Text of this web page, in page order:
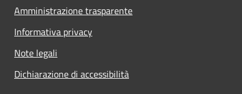
Amministrazione trasparente
Informativa privacy
Note legali
Dichiarazione di accessibilità